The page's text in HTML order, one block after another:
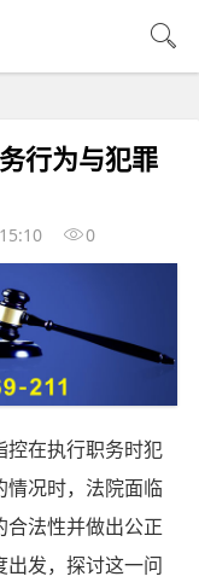
行为与犯罪
0
在执行职务时犯
情况时，法院面临
法性并做出公正
出发，探讨这一问